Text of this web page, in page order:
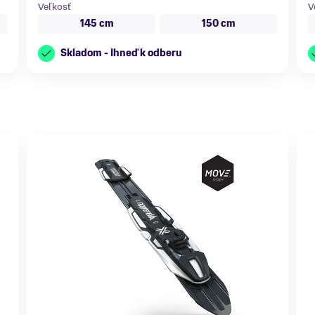
Veľkosť
145 cm
150 cm
Skladom - Ihneď k odberu